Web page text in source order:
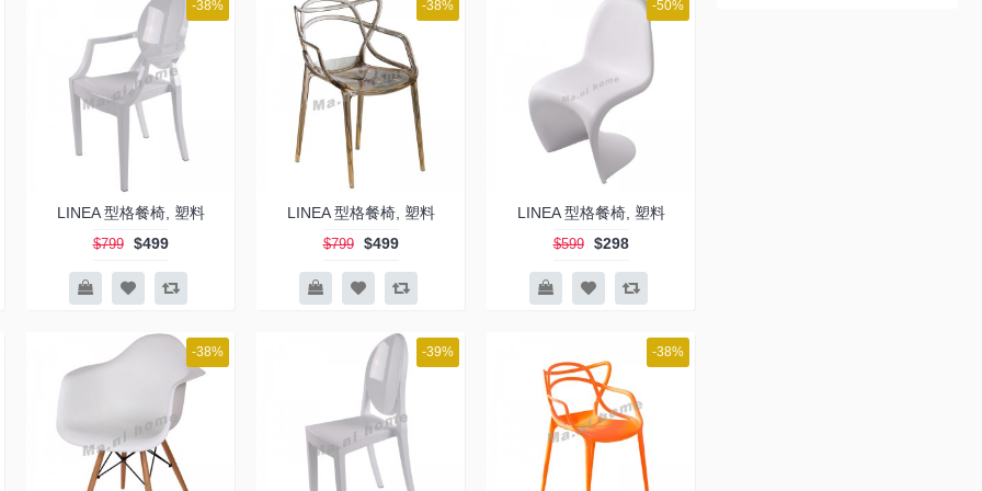
-38%
LINEA 型格餐椅, 塑料
$799 $499
-38%
LINEA 型格餐椅, 塑料
$799 $499
-50%
LINEA 型格餐椅, 塑料
$599 $298
-38% -39% -38%